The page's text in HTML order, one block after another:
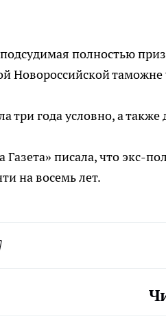
полностью
Новороссийской таможне
три года условно, а также
Газета» писала, что экс-
на восемь лет.